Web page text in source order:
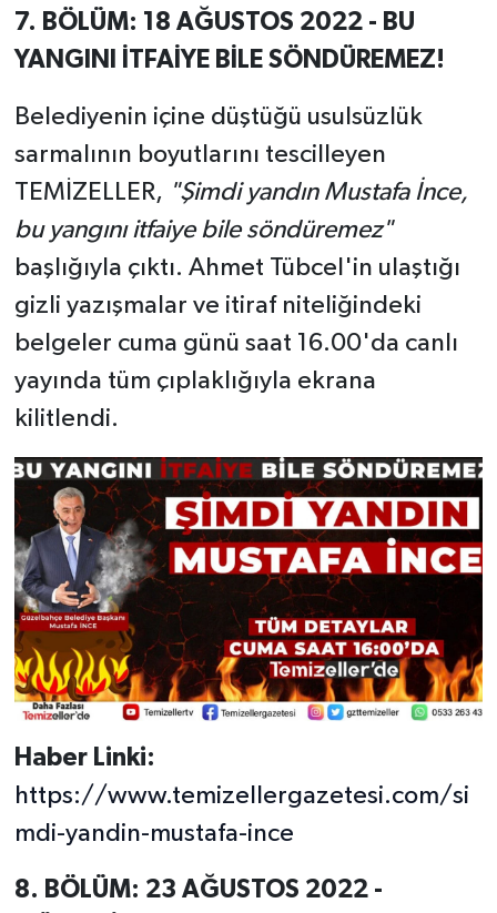
7. BÖLÜM: 18 AĞUSTOS 2022 - BU
YANGINI İTFAİYE BİLE SÖNDÜREMEZ!
Belediyenin içine düştüğü usulsüzlük
sarmalının boyutlarını tescilleyen
TEMİZELLER, "Şimdi yandın Mustafa İnce,
bu yangını itfaiye bile söndüremez"
başlığıyla çıktı. Ahmet Tübcel'in ulaştığı
gizli yazışmalar ve itiraf niteliğindeki
belgeler cuma günü saat 16.00'da canlı
yayında tüm çıplaklığıyla ekrana
kilitlendi.
Haber Linki:
https://www.temizellergazetesi.com/si
mdi-yandin-mustafa-ince
8. BÖLÜM: 23 AĞUSTOS 2022 -